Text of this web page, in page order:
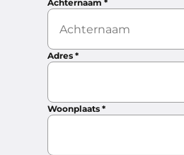
Achternaam*
Adres*
Woonplaats*